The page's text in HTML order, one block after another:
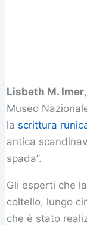
Lisbeth M. Imer
Museo
la scrittura
antica
spada”.
Gli esperti che
coltello, lungo
che è stato